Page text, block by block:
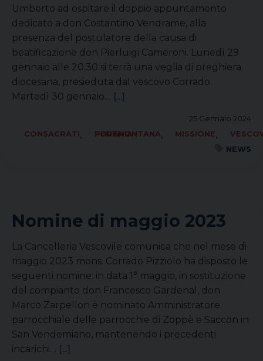
Umberto ad ospitare il doppio appuntamento
dedicato a don Costantino Vendrame, alla
presenza del postulatore della causa di
beatificazione don Pierluigi Cameroni. Lunedì 29
gennaio alle 20.30 si terrà una veglia di preghiera
diocesana, presieduta dal vescovo Corrado.
Martedì 30 gennaio… [...]
25 Gennaio 2024
CONSACRATI, FORANIA PEDEMONTANA, MISSIONE,
NEWS
Nomine di maggio 2023
La Cancelleria Vescovile comunica che nel mese di
maggio 2023 mons. Corrado Pizziolo ha disposto le
seguenti nomine: in data 1° maggio, in sostituzione
del compianto don Francesco Gardenal, don
Marco Zarpellon è nominato Amministratore
parrocchiale delle parrocchie di Zoppè e Saccon in
San Vendemiano, mantenendo i precedenti
incarichi… [...]